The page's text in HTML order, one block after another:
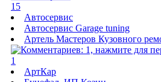
15
Автосервис
Автосервис Garage tuning
Артель Мастеров Кузовного
1
АртКар